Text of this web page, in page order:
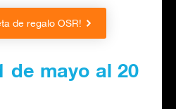
de regalo OSR!
de mayo al 20